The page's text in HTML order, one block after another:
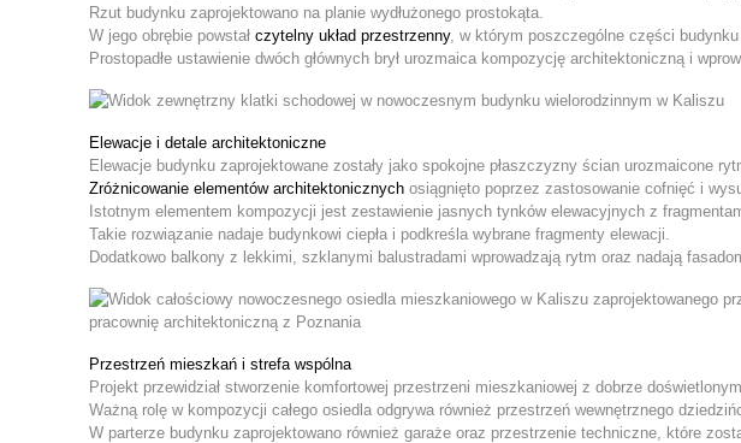
Rzut budynku zaprojektowano na planie wydłużonego prostokąta.
W jego obrębie powstał czytelny układ przestrzenny, w którym poszczególne części
Prostopadłe ustawienie dwóch głównych brył urozmaica kompozycję architektoniczną i
Elewacje i detale architektoniczne
Elewacje budynku zaprojektowane zostały jako spokojne płaszczyzny ścian urozmaicone
Zróżnicowanie elementów architektonicznychosiągnięto poprzez zastosowanie cofnięć i
Istotnym elementem kompozycji jest zestawienie jasnych tynków elewacyjnych z
Takie rozwiązanie nadaje budynkowi ciepła i podkreśla wybrane fragmenty elewacji.
Dodatkowo balkony z lekkimi, szklanymi balustradami wprowadzają rytm oraz nadają
Przestrzeń mieszkań i strefa wspólna
Projekt przewidział stworzenie komfortowej przestrzeni mieszkaniowej z dobrze
Ważną rolę w kompozycji całego osiedla odgrywa również przestrzeń wewnętrznego
W parterze budynku zaprojektowano również garaże oraz przestrzenie techniczne, które